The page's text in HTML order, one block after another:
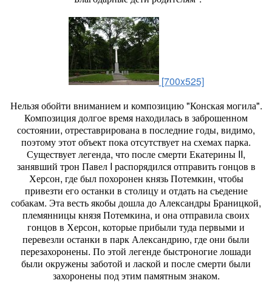
[700x525]
Нельзя обойти вниманием и композицию "Конская могила".
Композиция долгое время находилась в заброшенном
состоянии, отреставрирована в последние годы, видимо,
поэтому этот объект пока отсутствует на схемах парка.
Существует легенда, что после смерти Екатерины II,
занявший трон Павел I распорядился отправить гонцов в
Херсон, где был похоронен князь Потемкин, чтобы
привезти его останки в столицу и отдать на съедение
собакам. Эта весть якобы дошла до Александры Браницкой,
племянницы князя Потемкина, и она отправила своих
гонцов в Херсон, которые прибыли туда первыми и
перевезли останки в парк Александрию, где они были
перезахоронены. По этой легенде быстроногие лошади
были окружены заботой и лаской и после смерти были
захоронены под этим памятным знаком.